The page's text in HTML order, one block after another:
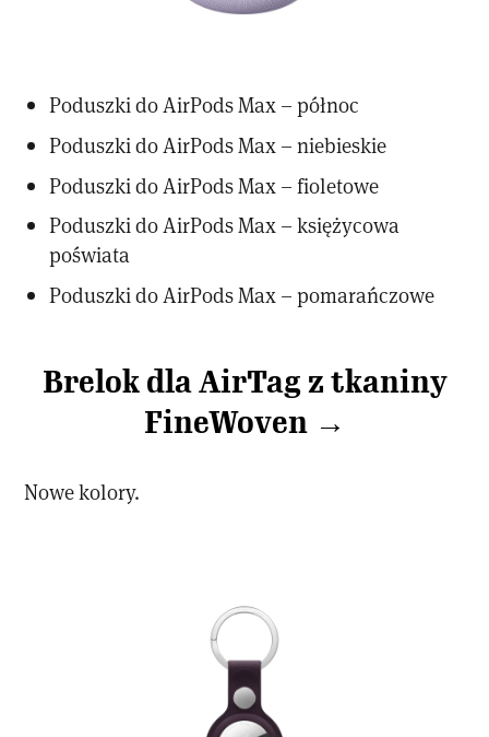
Poduszki do AirPods Max – północ
Poduszki do AirPods Max – niebieskie
Poduszki do AirPods Max – fioletowe
Poduszki do AirPods Max – księżycowa
poświata
Poduszki do AirPods Max – pomarańczowe
Brelok dla AirTag z tkaniny
FineWoven →
Nowe kolory.